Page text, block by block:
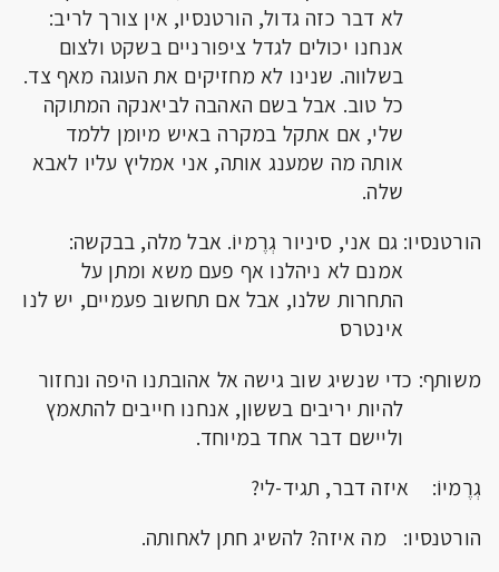
לא דבר כזה גדול, הורטנסיו, אין צורך לריב:
אנחנו יכולים לגדל ציפורניים בשקט ולצום
בשלווה. שנינו לא מחזיקים את העוגה מאף צד.
כל טוב. אבל בשם האהבה לביאנקה המתוקה
שלי, אם אתקל במקרה באיש מיומן ללמד
אותה מה שמענג אותה, אני אמליץ עליו לאבא
שלה.
הורטנסיו: גם אני, סיניור גְרֶמיוֹ. אבל מלה, בבקשה:
אמנם לא ניהלנו אף פעם משא ומתן על
התחרות שלנו, אבל אם תחשוב פעמיים, יש לנו
אינטרס
משותף: כדי שנשיג שוב גישה אל אהובתנו היפה ונחזור
להיות יריבים בששון, אנחנו חייבים להתאמץ
וליישם דבר אחד במיוחד.
גְרֶמיוֹ: איזה דבר, תגיד-לי?
הורטנסיו: מה איזה? להשיג חתן לאחותה.